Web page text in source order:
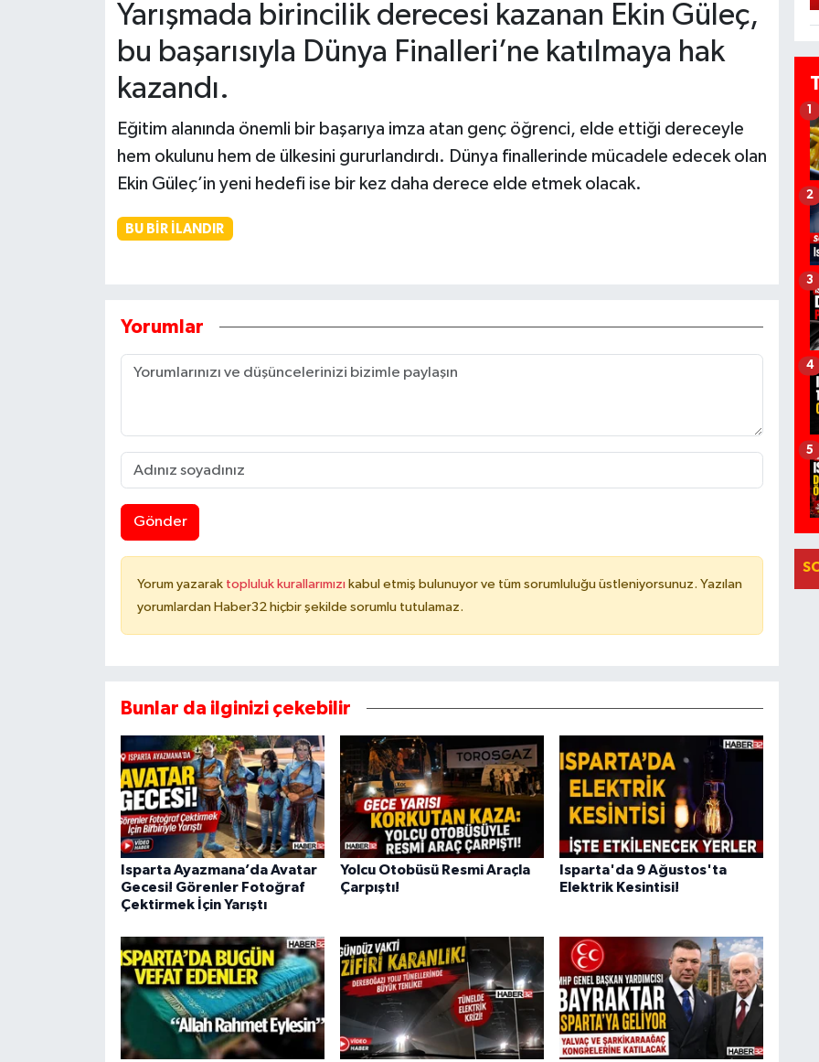
Yarışmada birincilik derecesi kazanan Ekin Güleç,
bu başarısıyla Dünya Finalleri’ne katılmaya hak
kazandı.
Eğitim alanında önemli bir başarıya imza atan genç öğrenci, elde ettiği dereceyle
hem okulunu hem de ülkesini gururlandırdı. Dünya finallerinde mücadele edecek olan
Ekin Güleç’in yeni hedefi ise bir kez daha derece elde etmek olacak.
BU BIR İLANDIR
Yorumlar
Gönder
Yorum yazarak topluluk kurallarımızı kabul etmiş bulunuyor ve tüm sorumluluğu üstleniyorsunuz. Yazılan
yorumlardan Haber32 hiçbir şekilde sorumlu tutulamaz.
Bunlar da ilginizi çekebilir
Isparta Ayazmana’da Avatar
Gecesi! Görenler Fotoğraf
Çektirmek İçin Yarıştı
Yolcu Otobüsü Resmi Araçla
Çarpıştı!
Isparta'da 9 Ağustos'ta
Elektrik Kesintisi!
1
2
3
4
5